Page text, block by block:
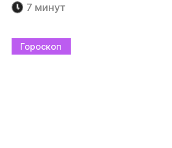
7 минут
Гороскоп